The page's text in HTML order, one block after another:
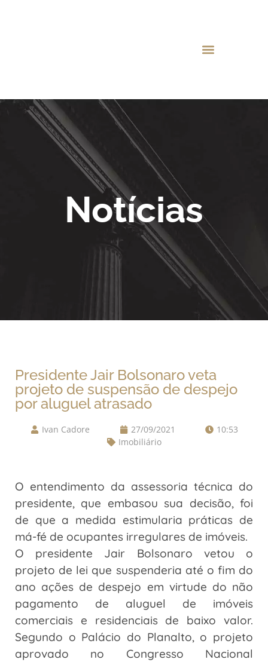
Notícias
Presidente Jair Bolsonaro veta
projeto de suspensão de despejo
por aluguel atrasado
Ivan Cadore 27/09/2021
10:53
Imobiliário
O entendimento da assessoria técnica do
presidente, que embasou sua decisão, foi
de que a medida estimularia práticas de
má-fé de ocupantes irregulares de imóveis.
O presidente Jair Bolsonaro vetou o
projeto de lei que suspenderia até o fim do
ano ações de despejo em virtude do não
pagamento de aluguel de imóveis
comerciais e residenciais de baixo valor.
Segundo o Palácio do Planalto, o projeto
aprovado no Congresso Nacional